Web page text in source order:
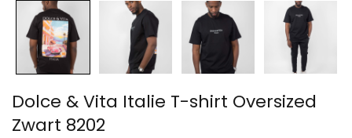
Dolce & Vita Italie T-shirt Oversized
Zwart 8202